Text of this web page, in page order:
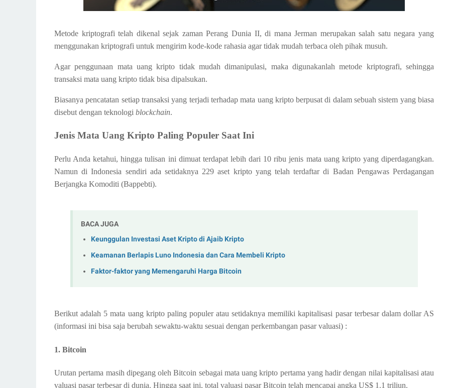
Metode kriptografi telah dikenal sejak zaman Perang Dunia II, di mana Jerman merupakan salah satu negara yang
menggunakan kriptografi untuk mengirim kode-kode rahasia agar tidak mudah terbaca oleh pihak musuh.
Agar penggunaan mata uang kripto tidak mudah dimanipulasi, maka digunakanlah metode kriptografi, sehingga
transaksi mata uang kripto tidak bisa dipalsukan.
Biasanya pencatatan setiap transaksi yang terjadi terhadap mata uang kripto berpusat di dalam sebuah sistem yang biasa
disebut dengan teknologi blockchain.
Jenis Mata Uang Kripto Paling Populer Saat Ini
Perlu Anda ketahui, hingga tulisan ini dimuat terdapat lebih dari 10 ribu jenis mata uang kripto yang diperdagangkan.
Namun di Indonesia sendiri ada setidaknya 229 aset kripto yang telah terdaftar di Badan Pengawas Perdagangan
Berjangka Komoditi (Bappebti).
BACA JUGA
Keunggulan Investasi Aset Kripto di Ajaib Kripto
Keamanan Berlapis Luno Indonesia dan Cara Membeli Kripto
Faktor-faktor yang Memengaruhi Harga Bitcoin
Berikut adalah 5 mata uang kripto paling populer atau setidaknya memiliki kapitalisasi pasar terbesar dalam dollar AS
(informasi ini bisa saja berubah sewaktu-waktu sesuai dengan perkembangan pasar valuasi) :
1. Bitcoin
Urutan pertama masih dipegang oleh Bitcoin sebagai mata uang kripto pertama yang hadir dengan nilai kapitalisasi atau
valuasi pasar terbesar di dunia. Hingga saat ini, total valuasi pasar Bitcoin telah mencapai angka US$ 1.1 triliun.